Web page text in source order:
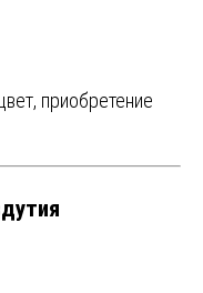
приобретение